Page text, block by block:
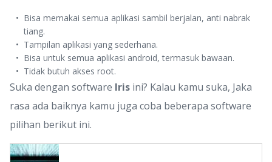
Bisa memakai semua aplikasi sambil berjalan, anti nabrak
tiang.
Tampilan aplikasi yang sederhana.
Bisa untuk semua aplikasi android, termasuk bawaan.
Tidak butuh akses root.
Suka dengan software Iris ini? Kalau kamu suka, Jaka
rasa ada baiknya kamu juga coba beberapa software
pilihan berikut ini.